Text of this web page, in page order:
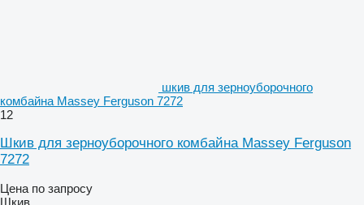
шкив для зерноуборочного
комбайна Massey Ferguson 7272
12
Шкив для зерноуборочного комбайна Massey Ferguson
7272
Цена по запросу
Шкив